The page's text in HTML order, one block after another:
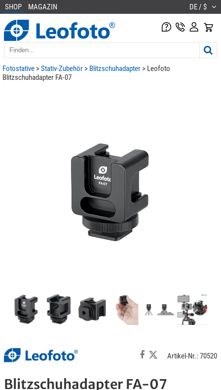
SHOP MAGAZIN DE / $
Fotostative >Stativ-Zubehör > Blitzschuhadapter > Leofoto
Blitzschuhadapter FA-07
Artikel-Nr.: 70520
Blitzschuhadapter FA-07